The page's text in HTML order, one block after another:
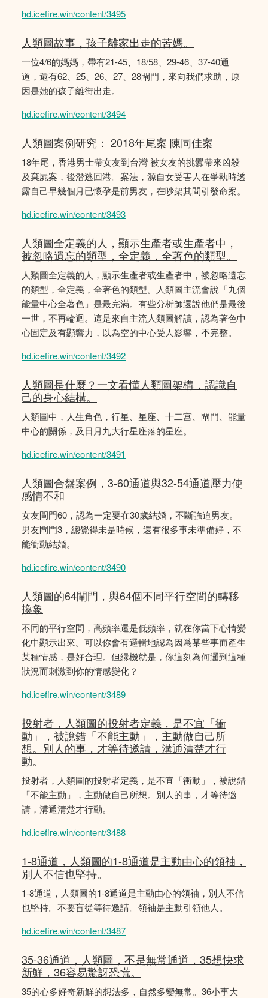
hd.icefire.win/content/3495
人類圖故事，孩子離家出走的苦媽。
一位4/6的媽媽，帶有21-45、18/58、29-46、37-40通
道，還有62、25、26、27、28閘門，來向我們求助，原
因是她的孩子離街出走。
hd.icefire.win/content/3494
人類圖案例研究： 2018年尾案 陳同佳案
18年尾，香港男士帶女友到台灣 被女友的挑釁帶來凶殺
及棄屍案，後潛逃回港。案法，源自女受害人在爭執時透
露自己早幾個月已懷孕是前男友，在吵架其間引發命案。
hd.icefire.win/content/3493
人類圖全定義的人，顯示生產者或生產者中，
被忽略遺忘的類型，全定義，全著色的類型。
人類圖全定義的人，顯示生產者或生產者中，被忽略遺忘
的類型，全定義，全著色的類型。人類圖主流會說「九個
能量中心全著色」是最完滿。有些分析師還說他們是最後
一世，不再輪迴。這是來自主流人類圖解讀，認為著色中
心固定及有顯響力，以為空的中心受人影響，𣎴完整。
hd.icefire.win/content/3492
人類圖是什麼？一文看懂人類圖架構，認識自
己的身心結構。
人類圖中，人生角色，行星、星座、十二宫、閘門、能量
中心的關係，及日月九大行星座落的星座。
hd.icefire.win/content/3491
人類圖合盤案例，3-60通道與32-54通道壓力使
感情不和
女友閘門60，認為一定要在30歲結婚，不斷強迫男友。
男友閘門3，總覺得未是時候，還有很多事未準備好，不
能衝動結婚。
hd.icefire.win/content/3490
人類圖的64閘門，與64個不同平行空間的轉移
換象
不同的平行空間，高頻率還是低頻率，就在你當下心情變
化中顯示出來。可以你會有邏輯地認為因爲某些事而產生
某種情感，是好合理。但縁機就是，你這刻為何邏到這種
狀況而刺激到你的情感變化？
hd.icefire.win/content/3489
投射者，人類圖的投射者定義，是不宜「衝
動」，被說錯「不能主動」，主動做自己所
想。別人的事，才等待邀請，溝通清楚才行
動。
投射者，人類圖的投射者定義，是不宜「衝動」，被說錯
「不能主動」，主動做自己所想。別人的事，才等待邀
請，溝通清楚才行動。
hd.icefire.win/content/3488
1-8通道，人類圖的1-8通道是主動由心的領䄂，
別人不信也堅持。
1-8通道，人類圖的1-8通道是主動由心的領䄂，別人不信
也堅持。不要盲從等待邀請。領袖是主動引領他人。
hd.icefire.win/content/3487
35-36通道，人類圖，不是無常通道，35想快求
新鮮，36容易驚訝恐慌。
35的心多好奇新鮮的想法多，自然多變無常。36小事大